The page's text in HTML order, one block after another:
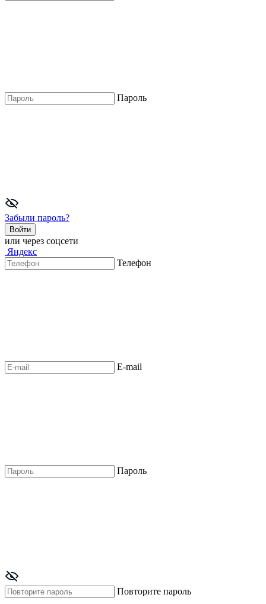
Пароль
Забыли пароль?
Войти
или через соцсети
Яндекс
Телефон
E-mail
Пароль
Повторите пароль